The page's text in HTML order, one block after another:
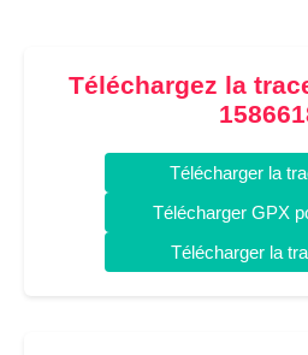
Téléchargez la
Télécharger la
Télécharger GPX
Télécharger la